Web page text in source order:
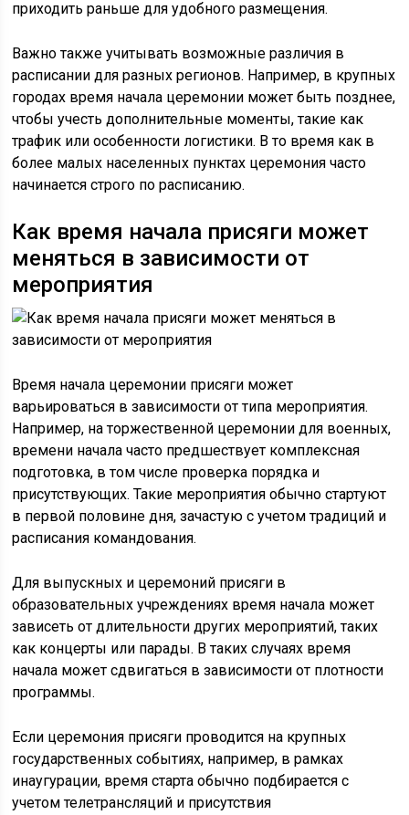
приходить раньше для удобного размещения.
Важно также учитывать возможные различия в
расписании для разных регионов. Например, в крупных
городах время начала церемонии может быть позднее,
чтобы учесть дополнительные моменты, такие как
трафик или особенности логистики. В то время как в
более малых населенных пунктах церемония часто
начинается строго по расписанию.
Как время начала присяги может
меняться в зависимости от
мероприятия
Время начала церемонии присяги может
варьироваться в зависимости от типа мероприятия.
Например, на торжественной церемонии для военных,
времени начала часто предшествует комплексная
подготовка, в том числе проверка порядка и
присутствующих. Такие мероприятия обычно стартуют
в первой половине дня, зачастую с учетом традиций и
расписания командования.
Для выпускных и церемоний присяги в
образовательных учреждениях время начала может
зависеть от длительности других мероприятий, таких
как концерты или парады. В таких случаях время
начала может сдвигаться в зависимости от плотности
программы.
Если церемония присяги проводится на крупных
государственных событиях, например, в рамках
инаугурации, время старта обычно подбирается с
учетом телетрансляций и присутствия